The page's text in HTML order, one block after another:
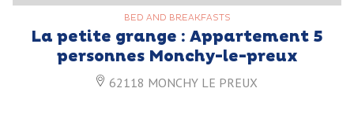
BED AND BREAKFASTS
La petite grange : Appartement 5
personnes Monchy-le-preux
62118 MONCHY LE PREUX